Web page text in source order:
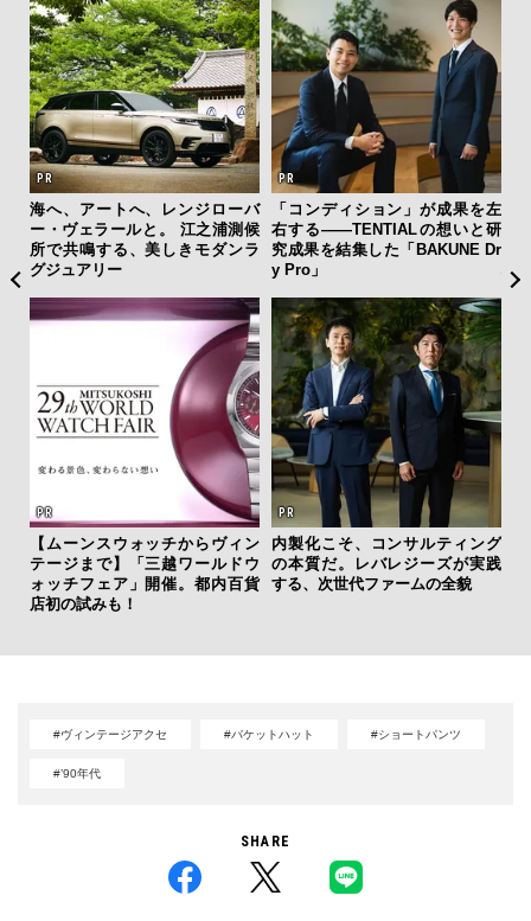
海へ、アートへ、レンジローバ
ー・ヴェラールと。 江之浦測候
所で共鳴する、美しきモダンラ
グジュアリー
「コンディション」が成果を左
右する——TENTIALの想いと研
究成果を結集した「BAKUNE Dr
y Pro」
【ムーンスウォッチからヴィン
テージまで】「三越ワールドウ
ォッチフェア」開催。都内百貨
店初の試みも！
内製化こそ、コンサルティング
の本質だ。レバレジーズが実践
する、次世代ファームの全貌
心を
#ヴィンテージアクセ #バケットハット #ショートパンツ
#’90年代
SHARE